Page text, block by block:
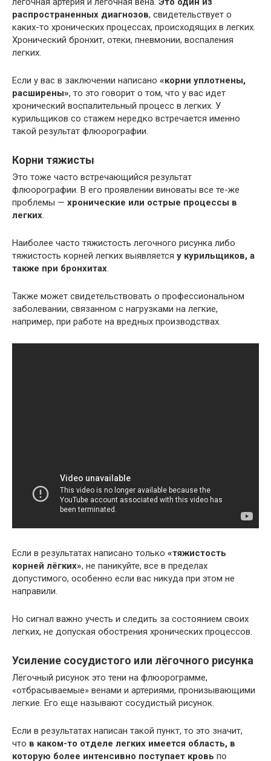
распространенных диагнозов, свидетельствует о
каких-то хронических процессах, происходящих в легких.
Хронический бронхит, отеки, пневмонии, воспаления
легких.
Если у вас в заключении написано «корни уплотнены,
расширены», то это говорит о том, что у вас идет
хронический воспалительный процесс в легких. У
курильщиков со стажем нередко встречается именно
такой результат флюорографии.
Корни тяжисты
Это тоже часто встречающийся результат
флюорографии. В его проявлении виноваты все те-же
проблемы — хронические или острые процессы в
легких.
Наиболее часто тяжистость легочного рисунка либо
тяжистость корней легких выявляется у курильщиков, а
также при бронхитах.
Также может свидетельствовать о профессиональном
заболевании, связанном с нагрузками на легкие,
например, при работе на вредных производствах.
Если в результатах написано только «тяжистость
корней лёгких», не паникуйте, все в пределах
допустимого, особенно если вас никуда при этом не
направили.
Но сигнал важно учесть и следить за состоянием своих
легких, не допуская обострения хронических процессов.
Усиление сосудистого или лёгочного рисунка
Лёгочный рисунок это тени на флюорограмме,
«отбрасываемые» венами и артериями, пронизывающими
легкие. Его еще называют сосудистый рисунок.
Если в результатах написан такой пункт, то это значит,
что в каком-то отделе легких имеется область, в
которую более интенсивно поступает кровь по